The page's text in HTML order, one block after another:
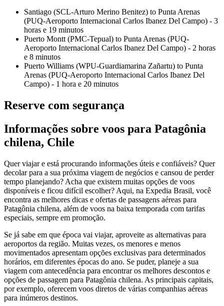
Santiago (SCL-Arturo Merino Benitez) to Punta Arenas
(PUQ-Aeroporto Internacional Carlos Ibanez Del Campo) - 3
horas e 19 minutos
Puerto Montt (PMC-Tepual) to Punta Arenas (PUQ-
Aeroporto Internacional Carlos Ibanez Del Campo) - 2 horas
e 8 minutos
Puerto Williams (WPU-Guardiamarina Zañartu) to Punta
Arenas (PUQ-Aeroporto Internacional Carlos Ibanez Del
Campo) - 1 hora e 20 minutos
Reserve com segurança
Informações sobre voos para Patagônia
chilena, Chile
Quer viajar e está procurando informações úteis e confiáveis? Quer
decolar para a sua próxima viagem de negócios e cansou de perder
tempo planejando? Acha que existem muitas opções de voos
disponíveis e ficou difícil escolher? Aqui, na Expedia Brasil, você
encontra as melhores dicas e ofertas de passagens aéreas para
Patagônia chilena, além de voos na baixa temporada com tarifas
especiais, sempre em promoção.
Se já sabe em que época vai viajar, aproveite as alternativas para
aeroportos da região. Muitas vezes, os menores e menos
movimentados apresentam opções exclusivas para determinados
horários, em diferentes épocas do ano. Se puder, planeje a sua
viagem com antecedência para encontrar os melhores descontos e
opções de passagem para Patagônia chilena. As principais capitais,
por exemplo, oferecem voos diretos de várias companhias aéreas
para inúmeros destinos.